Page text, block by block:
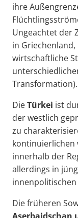
ihre
Ungeachtet der
in
wirtschaftliche
Transformation).
DieTürkei ist
der westlich
zu
kontinuierlichen
innerhalb der
allerdings in
Die früheren